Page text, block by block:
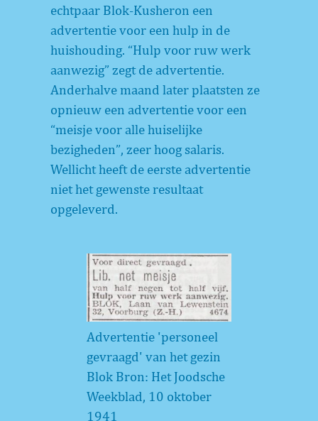
echtpaar Blok-Kusheron een
advertentie voor een hulp in de
huishouding. “Hulp voor ruw werk
aanwezig” zegt de advertentie.
Anderhalve maand later plaatsten ze
opnieuw een advertentie voor een
“meisje voor alle huiselijke
bezigheden”, zeer hoog salaris.
Wellicht heeft de eerste advertentie
niet het gewenste resultaat
opgeleverd.
Advertentie 'personeel
gevraagd' van het gezin
Blok Bron: Het Joodsche
Weekblad, 10 oktober
1941